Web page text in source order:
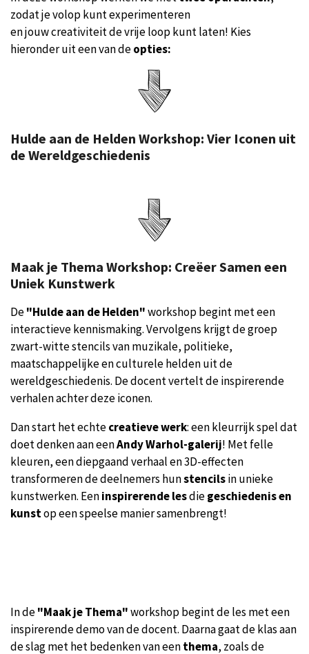
zodat je volop kunt experimenteren
en jouw creativiteit de vrije loop kunt laten! Kies
hieronder uit een van deopties:
Hulde aan de Helden Workshop: Vier Iconen uit
de Wereldgeschiedenis
Maak je Thema Workshop: Creëer Samen een
Uniek Kunstwerk
De"Hulde aan de Helden"workshop begint met een
interactieve kennismaking. Vervolgens krijgt de groep
zwart-witte stencils van muzikale, politieke,
maatschappelijke en culturele helden uit de
wereldgeschiedenis. De docent vertelt de inspirerende
verhalen achter deze iconen.
Dan start het echtecreatieve werk: een kleurrijk spel dat
doet denken aan eenAndy Warhol-galerij! Met felle
kleuren, een diepgaand verhaal en 3D-effecten
transformeren de deelnemers hunstencilsin unieke
kunstwerken. Eeninspirerende lesdiegeschiedenis en
kunstop een speelse manier samenbrengt!
In de"Maak je Thema"workshop begint de les met een
inspirerende demo van de docent. Daarna gaat de klas aan
de slag met het bedenken van eenthema, zoals de